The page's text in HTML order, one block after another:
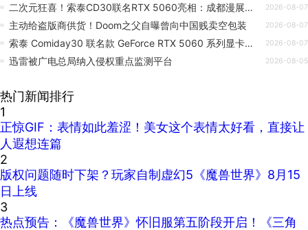
二次元狂喜！索泰CD30联名RTX 5060亮相：成都漫展派送 2026-08-07
主动给盗版商供货！Doom之父自曝曾向中国贱卖空包装 2026-08-07
索泰 Comiday30 联名款 GeForce RTX 5060 系列显卡亮相，独家定制外观 2026-08-07
迅雷被广电总局纳入侵权重点监测平台 2026-08-05
热门新闻排行
1
正惊GIF：表情如此羞涩！美女这个表情太好看，直接让
人遐想连篇
2
版权问题随时下架？玩家自制虚幻5《魔兽世界》8月15
日上线
3
热点预告：《魔兽世界》怀旧服第五阶段开启！《三角